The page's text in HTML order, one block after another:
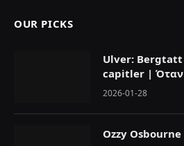
OUR PICKS
Ulver: Bergtatt
capitler | Όταν
2026-01-28
Ozzy